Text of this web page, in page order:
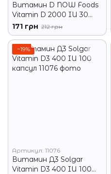
Витамин D NOW Foods
Vitamin D 2000 IU 30
гелевых капсул
171 грн 212 грн
−19%
Артикул: 11076
Витамин Д3 Solgar
Vitamin D3 400 IU 100